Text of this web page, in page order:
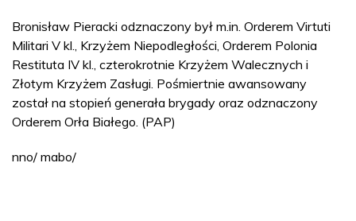
Bronisław Pieracki odznaczony był m.in. Orderem Virtuti
Militari V kl., Krzyżem Niepodległości, Orderem Polonia
Restituta IV kl., czterokrotnie Krzyżem Walecznych i
Złotym Krzyżem Zasługi. Pośmiertnie awansowany
został na stopień generała brygady oraz odznaczony
Orderem Orła Białego. (PAP)
nno/ mabo/